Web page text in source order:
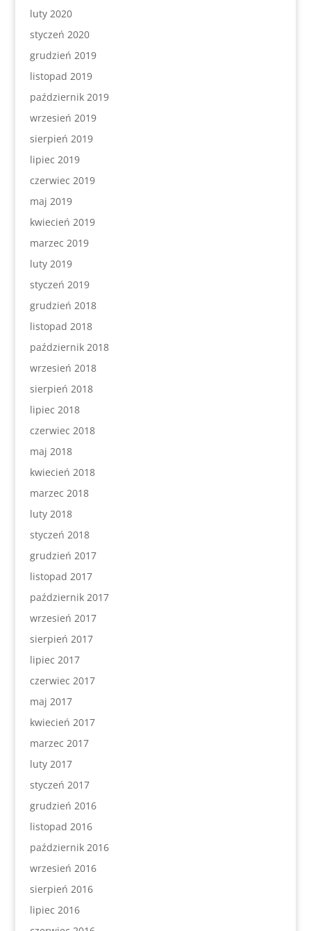
luty 2020
styczeń 2020
grudzień 2019
listopad 2019
październik 2019
wrzesień 2019
sierpień 2019
lipiec 2019
czerwiec 2019
maj 2019
kwiecień 2019
marzec 2019
luty 2019
styczeń 2019
grudzień 2018
listopad 2018
październik 2018
wrzesień 2018
sierpień 2018
lipiec 2018
czerwiec 2018
maj 2018
kwiecień 2018
marzec 2018
luty 2018
styczeń 2018
grudzień 2017
listopad 2017
październik 2017
wrzesień 2017
sierpień 2017
lipiec 2017
czerwiec 2017
maj 2017
kwiecień 2017
marzec 2017
luty 2017
styczeń 2017
grudzień 2016
listopad 2016
październik 2016
wrzesień 2016
sierpień 2016
lipiec 2016